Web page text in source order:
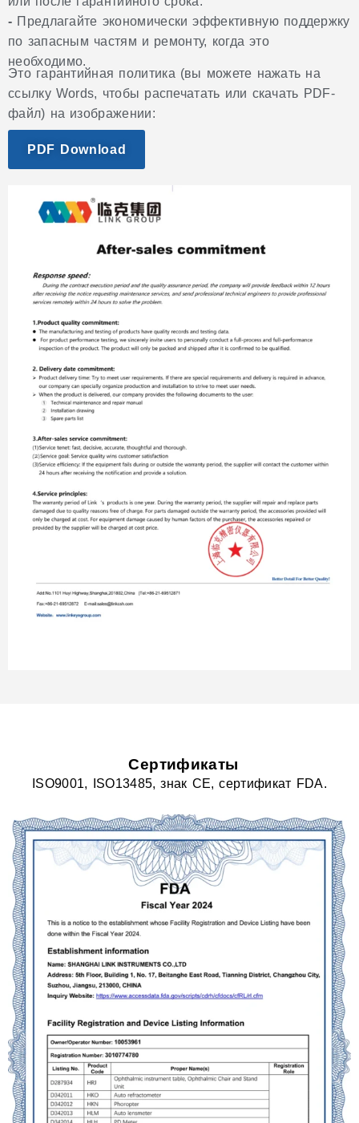
- Предлагайте экономически эффективную поддержку
по запасным частям и ремонту, когда это
необходимо.
Это гарантийная политика (вы можете нажать на
ссылку Words, чтобы распечатать или скачать PDF-
файл) на изображении:
PDF Download
Сертификаты
ISO9001, ISO13485, знак CE, сертификат FDA.